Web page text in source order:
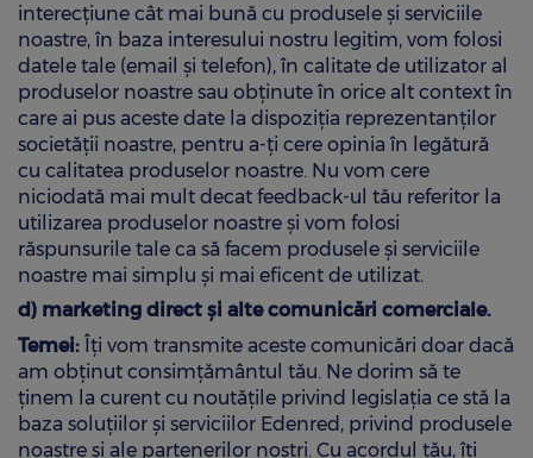
interecțiune cât mai bună cu produsele și serviciile
noastre, în baza interesului nostru legitim, vom folosi
datele tale (email și telefon), în calitate de utilizator al
produselor noastre sau obținute în orice alt context în
care ai pus aceste date la dispoziția reprezentanților
societății noastre, pentru a-ți cere opinia în legătură
cu calitatea produselor noastre. Nu vom cere
niciodată mai mult decat feedback-ul tău referitor la
utilizarea produselor noastre și vom folosi
răspunsurile tale ca să facem produsele și serviciile
noastre mai simplu și mai eficent de utilizat.
d) marketing direct și alte comunicări comerciale.
Temei: Îți vom transmite aceste comunicări doar dacă
am obținut consimțământul tău. Ne dorim să te
ținem la curent cu noutățile privind legislația ce stă la
baza soluțiilor și serviciilor Edenred, privind produsele
noastre și ale partenerilor noștri. Cu acordul tău, îți